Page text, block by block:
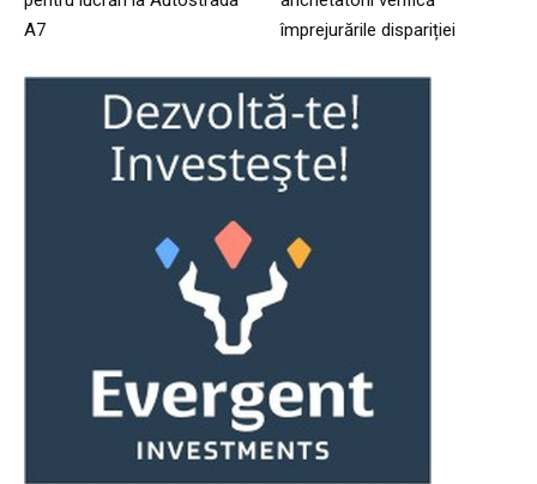
A7
împrejurările dispariției